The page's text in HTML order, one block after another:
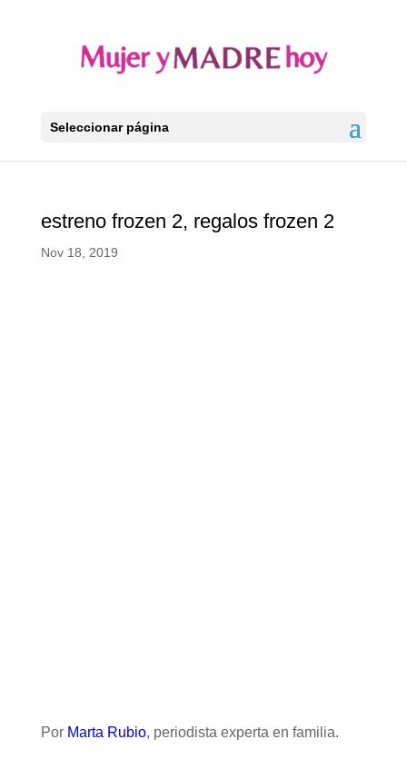
Seleccionar página
estreno frozen 2, regalos frozen 2
Nov 18, 2019
Por Marta Rubio, periodista experta en familia.